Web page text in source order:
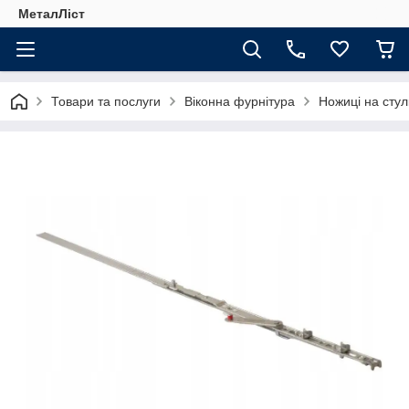
МеталЛіст
Товари та послуги Віконна фурнітура Ножиці на